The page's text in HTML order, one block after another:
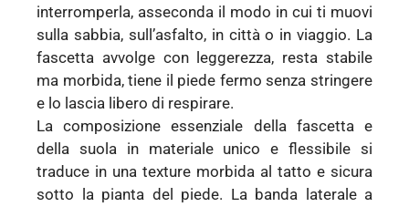
interromperla, asseconda il modo in cui ti muovi
sulla sabbia, sull’asfalto, in città o in viaggio. La
fascetta avvolge con leggerezza, resta stabile
ma morbida, tiene il piede fermo senza stringere
e lo lascia libero di respirare.
La composizione essenziale della fascetta e
della suola in materiale unico e flessibile si
traduce in una texture morbida al tatto e sicura
sotto la pianta del piede. La banda laterale a